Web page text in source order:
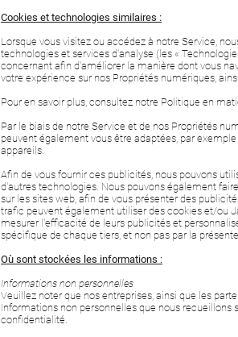
Cookies et technologies similaires :
Lorsque vous visitez ou accédez à notre Service,
technologies et services d'analyse (les «
concernant afin d'améliorer la manière dont vous
votre expérience sur nos Propriétés numériques,
Pour en savoir plus, consultez notre Politique en
Par le biais de notre Service et de nos Propriétés
peuvent également vous être adaptées, par
appareils.
Afin de vous fournir ces publicités, nous pouvons
d'autres technologies. Nous pouvons également
sur les sites web, afin de vous présenter des
trafic peuvent également utiliser des cookies et/ou
mesurer l'efficacité de leurs publicités et
spécifique de chaque tiers, et non pas par la
Où sont stockées les informations :
Informations non personnelles
Veuillez noter que nos entreprises, ainsi que les
Informations non personnelles que nous
confidentialité.